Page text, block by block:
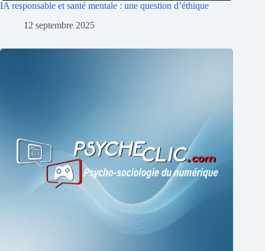
IA responsable et santé mentale : une question d’éthique
12 septembre 2025